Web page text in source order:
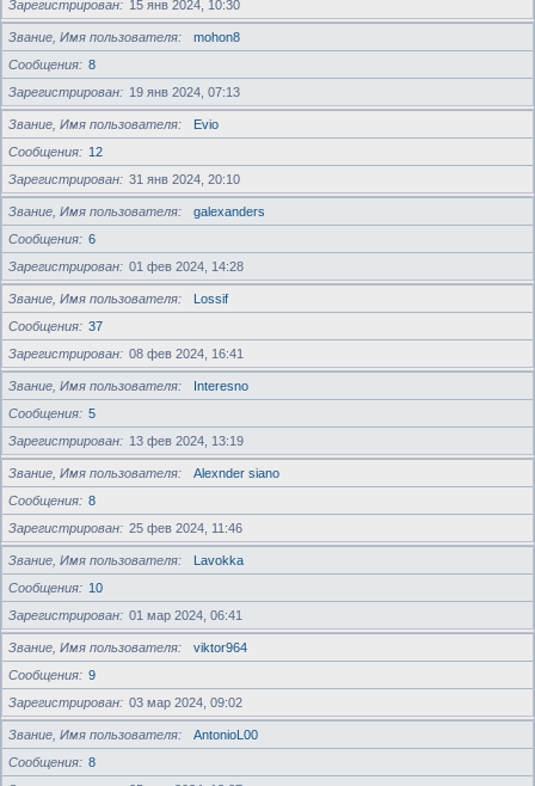
Зарегистрирован
15 янв 2024, 10:30
Звание, Имя пользователя
mohon8
Сообщения
8
Зарегистрирован
19 янв 2024, 07:13
Звание, Имя пользователя
Evio
Сообщения
12
Зарегистрирован
31 янв 2024, 20:10
Звание, Имя пользователя
galexanders
Сообщения
6
Зарегистрирован
01 фев 2024, 14:28
Звание, Имя пользователя
Lossif
Сообщения
37
Зарегистрирован
08 фев 2024, 16:41
Звание, Имя пользователя
Interesno
Сообщения
5
Зарегистрирован
13 фев 2024, 13:19
Звание, Имя пользователя
Alexnder siano
Сообщения
8
Зарегистрирован
25 фев 2024, 11:46
Звание, Имя пользователя
Lavokka
Сообщения
10
Зарегистрирован
01 мар 2024, 06:41
Звание, Имя пользователя
viktor964
Сообщения
9
Зарегистрирован
03 мар 2024, 09:02
Звание, Имя пользователя
AntonioL00
Сообщения
8